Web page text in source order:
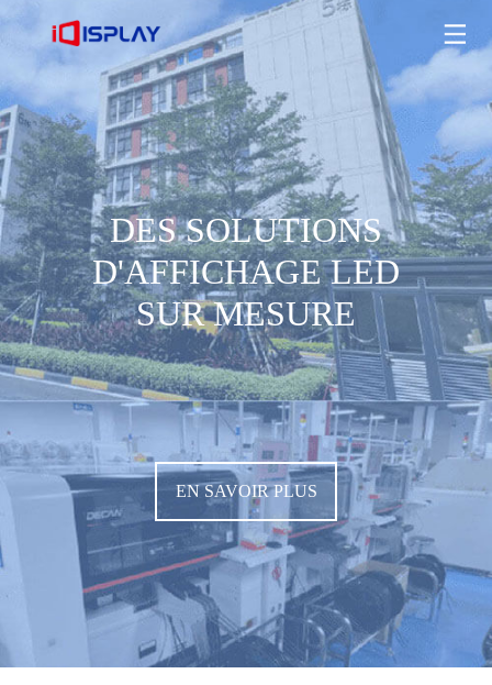
DES SOLUTIONS
D'AFFICHAGE LED
SUR MESURE
EN SAVOIR PLUS
DES SOLUTIONS D'AFFICHAGE LED SUR MESURE
EN SAVOIR PLUS